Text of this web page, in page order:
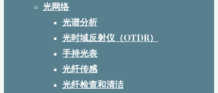
光网络
光谱分析
光时域反射仪（OTDR）
手持光表
光纤传感
光纤检查和清洁